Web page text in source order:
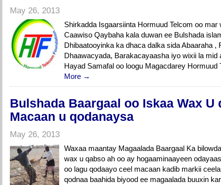
May 26, 2013
Shirkadda Isgaarsiinta Hormuud Telcom oo mar
Caawiso Qaybaha kala duwan ee Bulshada
Dhibaatooyinka ka dhaca dalka sida Abaaraha ,
Dhaawacyada, Barakacayaasha iyo wixii la mid
Hayad Samafal oo loogu Magacdarey
More →
Bulshada Baargaal oo Iskaa Wax U
Macaan u qodanaysa
May 26, 2013
Waxaa maantay Magaalada Baargaal Ka
wax u qabso ah oo ay hogaaminaayeen
oo lagu qodaayo ceel macaan kadib markii
qodnaa baahida biyood ee magaalada buuxin